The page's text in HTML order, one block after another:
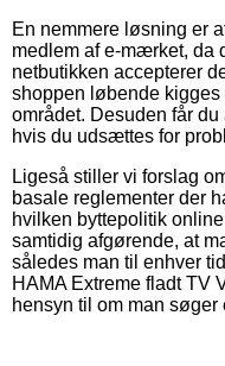
En nemmere løsning er
medlem af e-mærket, da
netbutikken accepterer
shoppen løbende kigges
området. Desuden får
hvis du udsættes for
Ligeså stiller vi forslag
basale reglementer der
hvilken byttepolitik
samtidig afgørende, at
således man til enhver
HAMA Extreme fladt TV
hensyn til om man